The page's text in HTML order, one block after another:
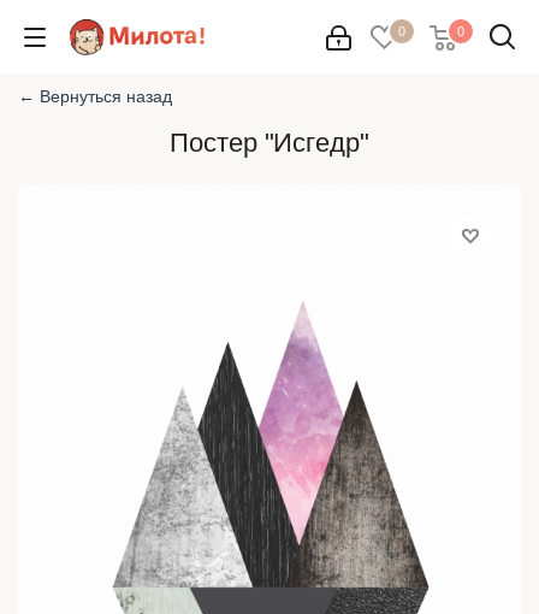
0 0
← Вернуться назад
Постер "Исгедр"